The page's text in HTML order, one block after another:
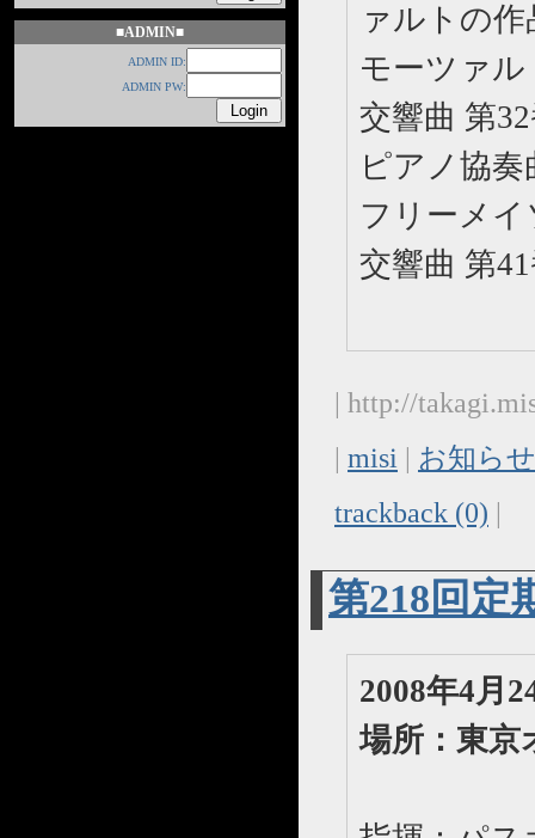
■ADMIN■
ADMIN ID:
ADMIN PW:
ァルトの
モーツァル
交響曲 第
ピアノ協奏
フリーメイ
交響曲 第
| http://
| misi | お知ら
trackback (0) |
第218回定
2008年4
場所：東京